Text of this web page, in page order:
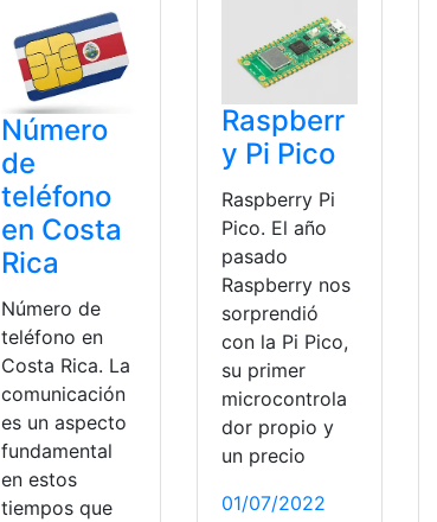
Número
de
teléfono
en Costa
Rica
Número de
teléfono en
Costa Rica. La
comunicación
es un aspecto
fundamental
en estos
tiempos que
Raspberr
y Pi Pico
Raspberry Pi
Pico. El año
pasado
Raspberry nos
sorprendió
con la Pi Pico,
su primer
microcontrola
dor propio y
un precio
01/07/2022